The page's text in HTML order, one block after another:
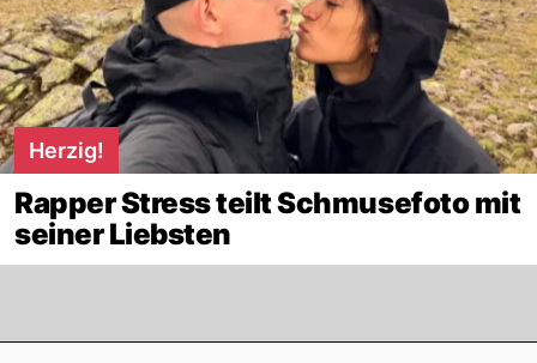
Herzig!
Rapper Stress teilt Schmusefoto mit
seiner Liebsten